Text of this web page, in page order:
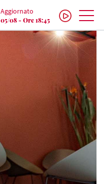
Aggiornato
05/08 - Ore 18:45